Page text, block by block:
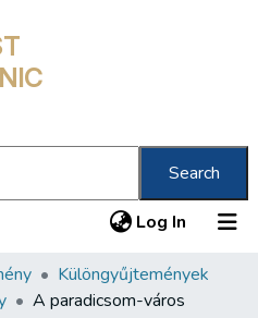
Search
Log In (current)
Különgyűjtemények
A paradicsom-város